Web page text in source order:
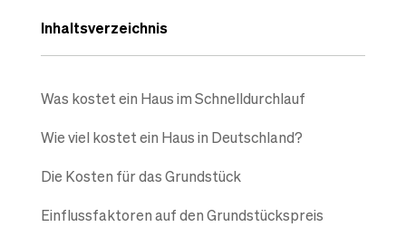
Inhaltsverzeichnis
Was kostet ein Haus im Schnelldurchlauf
Wie viel kostet ein Haus in Deutschland?
Die Kosten für das Grundstück
Einflussfaktoren auf den Grundstückspreis